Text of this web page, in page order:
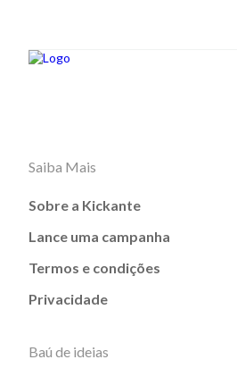
Saiba Mais
Sobre a Kickante
Lance uma campanha
Termos e condições
Privacidade
Baú de ideias